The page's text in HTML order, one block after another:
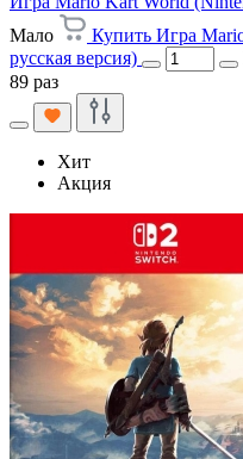
Мало
Купить Игра
русская версия)
89 раз
Хит
Акция